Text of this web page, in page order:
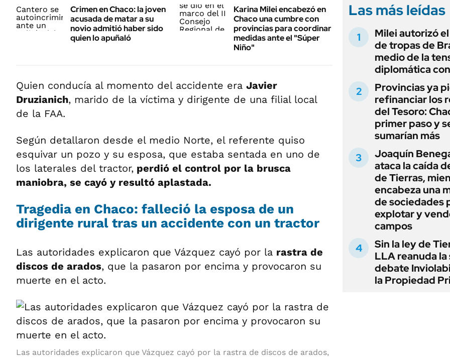
Crimen en Chaco: la joven
acusada de matar a su
novio admitió haber sido
quien lo apuñaló
Karina Milei encabezó en
Chaco una cumbre con
provincias para coordinar
medidas ante el "Súper
Niño"
Quien conducía al momento del accidente era Javier
Druzianich, marido de la víctima y dirigente de una filial local
de la FAA.
Según detallaron desde el medio Norte, el referente quiso
esquivar un pozo y su esposa, que estaba sentada en uno de
los laterales del tractor, perdió el control por la brusca
maniobra, se cayó y resultó aplastada.
Tragedia en Chaco: falleció la esposa de un
dirigente rural tras un accidente con un tractor
Las autoridades explicaron que Vázquez cayó por la rastra de
discos de arados, que la pasaron por encima y provocaron su
muerte en el acto.
Las autoridades explicaron que Vázquez cayó por la rastra de discos de arados,
Las más leídas
Milei autorizó
de tropas de
medio de la
diplomática
Provincias ya
refinanciar los
del Tesoro:
primer paso y
sumarían más
Joaquín
ataca la caída
de Tierras,
encabeza una
de sociedades
explotar y
campos
Sin la ley de
LLA reanuda la
debate
la Propiedad